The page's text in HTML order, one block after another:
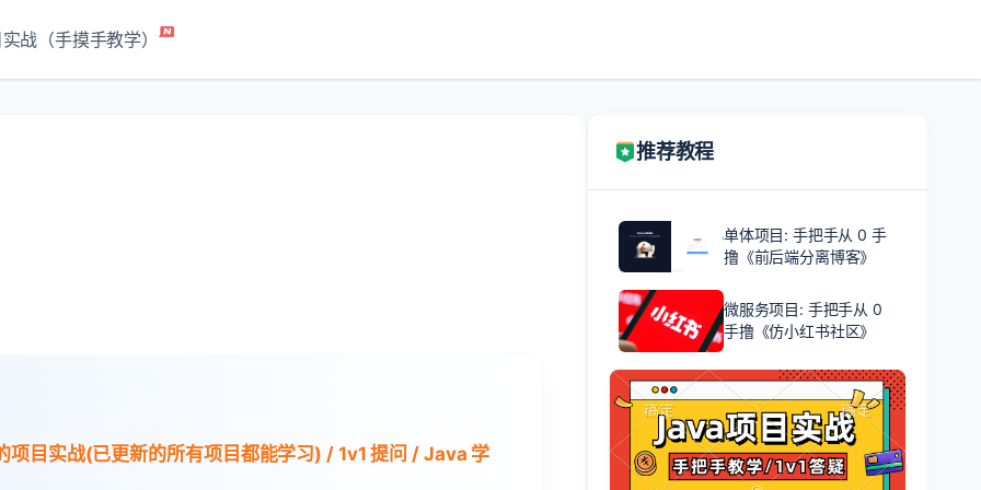
战（手摸手教学）
项目实战(已更新的所有项目都能学习) / 1v1 提问 / Java 学
推荐教程
单体项目: 手把手从 0 手
撸《前后端分离博客》
微服务项目: 手把手从 0
手撸《仿小红书社区》